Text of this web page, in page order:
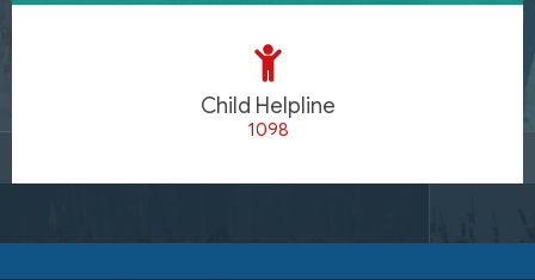
Child Helpline
1098